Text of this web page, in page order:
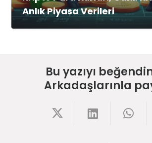
Anlık Piyasa Verileri
Bu yazıyı
Arkadaşlarınla